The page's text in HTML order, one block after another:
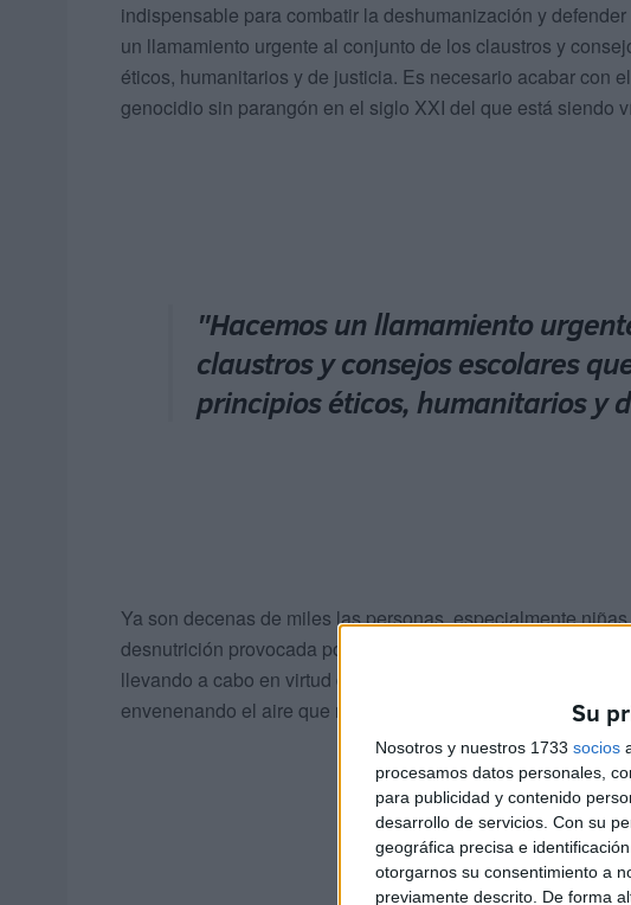
Su
Nosotros y nuestros 1733 socios
procesamos datos personales,
para publicidad y contenido
desarrollo de servicios. Con su
geográfica precisa e
otorgarnos su consentimiento a
previamente descrito. De forma
indispensable para combatir la deshumanización y
un llamamiento urgente al conjunto de los claustros y
éticos, humanitarios y de justicia. Es necesario acabar con
genocidio sin parangón en el siglo XXI del que está siendo
"Hacemos un llamamiento
claustros y consejos escolares
principios éticos, humanitarios y
Ya son decenas de miles las personas, especialmente
desnutrición provocada por el bloqueo de Israel a la ayuda
llevando a cabo en virtud de una ideología racista y
envenenando el aire que respiramos en nuestros colegios